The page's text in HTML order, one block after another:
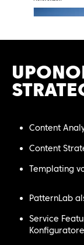
Content
Content
Templating
PatternLab
Service